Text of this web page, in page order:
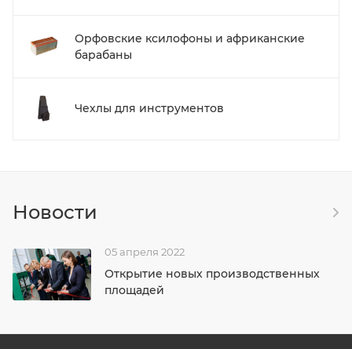
Орфовские ксилофоны и африканские
барабаны
Чехлы для инструментов
Новости
05 апреля 2022
Открытие новых производственных
площадей